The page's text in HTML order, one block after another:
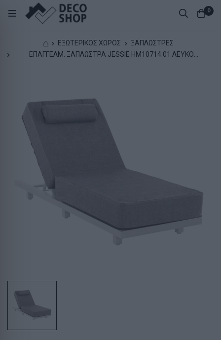
0
⌂ ΕΞΩΤΕΡΙΚΟΣ ΧΩΡΟΣ
ΞΑΠΛΩΣΤΡΕΣ
ΕΠΑΓΓΕΛΜ. ΞΑΠΛΩΣΤΡΑ JESSIE HM10714.01 ΛΕΥΚΟ